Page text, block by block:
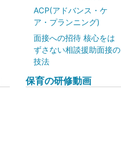
ACP(アドバンス・ケ
ア・プランニング)
面接への招待 核心をは
ずさない相談援助面接の
技法
保育の研修動画